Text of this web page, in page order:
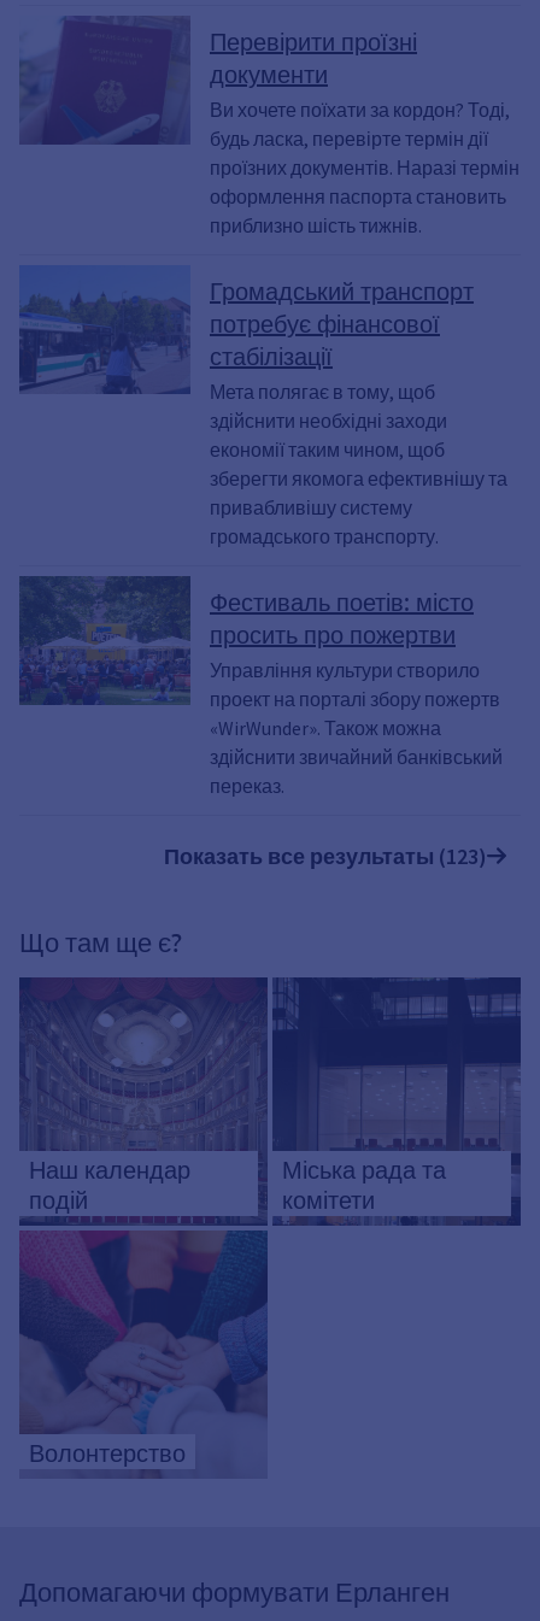
Перевірити проїзні
документи
Ви хочете поїхати за кордон? Тоді,
будь ласка, перевірте термін дії
проїзних документів. Наразі термін
оформлення паспорта становить
приблизно шість тижнів.
Громадський транспорт
потребує фінансової
стабілізації
Мета полягає в тому, щоб
здійснити необхідні заходи
економії таким чином, щоб
зберегти якомога ефективнішу та
привабливішу систему
громадського транспорту.
Фестиваль поетів: місто
просить про пожертви
Управління культури створило
проект на порталі збору пожертв
«WirWunder». Також можна
здійснити звичайний банківський
переказ.
Показать все результаты (123)
Що там ще є?
Наш календар
подій
Міська рада та
комітети
Волонтерство
Допомагаючи формувати Ерланген